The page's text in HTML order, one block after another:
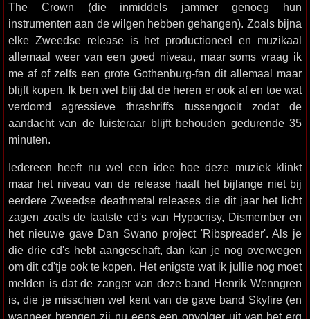
The Crown (die inmiddels jammer genoeg hun
instrumenten aan de wilgen hebben gehangen). Zoals bijna
elke Zweedse release is het productioneel en muzikaal
allemaal weer van een goed niveau, maar soms vraag ik
me af of zelfs een grote Gothenburg-fan dit allemaal maar
blijft kopen. Ik ben wel blij dat de heren er ook af en toe wat
verdomd agressieve thrashriffs tussengooit zodat de
aandacht van de luisteraar blijft behouden gedurende 35
minuten.
Iedereen heeft nu wel een idee hoe deze muziek klinkt
maar het niveau van de release haalt het bijlange niet bij
eerdere Zweedse deathmetal releases die dit jaar het licht
zagen zoals de laatste cd's van Hypocrisy, Dismember en
het nieuwe gave Dan Swano project 'Ribspreader'. Als je
die drie cd's hebt aangeschaft, dan kan je nog overwegen
om dit cd'tje ook te kopen. Het enigste wat ik jullie nog moet
melden is dat de zanger van deze band Henrik Wenngren
is, die je misschien wel kent van de gave band Skyfire (en
wanneer brengen zij nu eens een opvolger uit van het erg